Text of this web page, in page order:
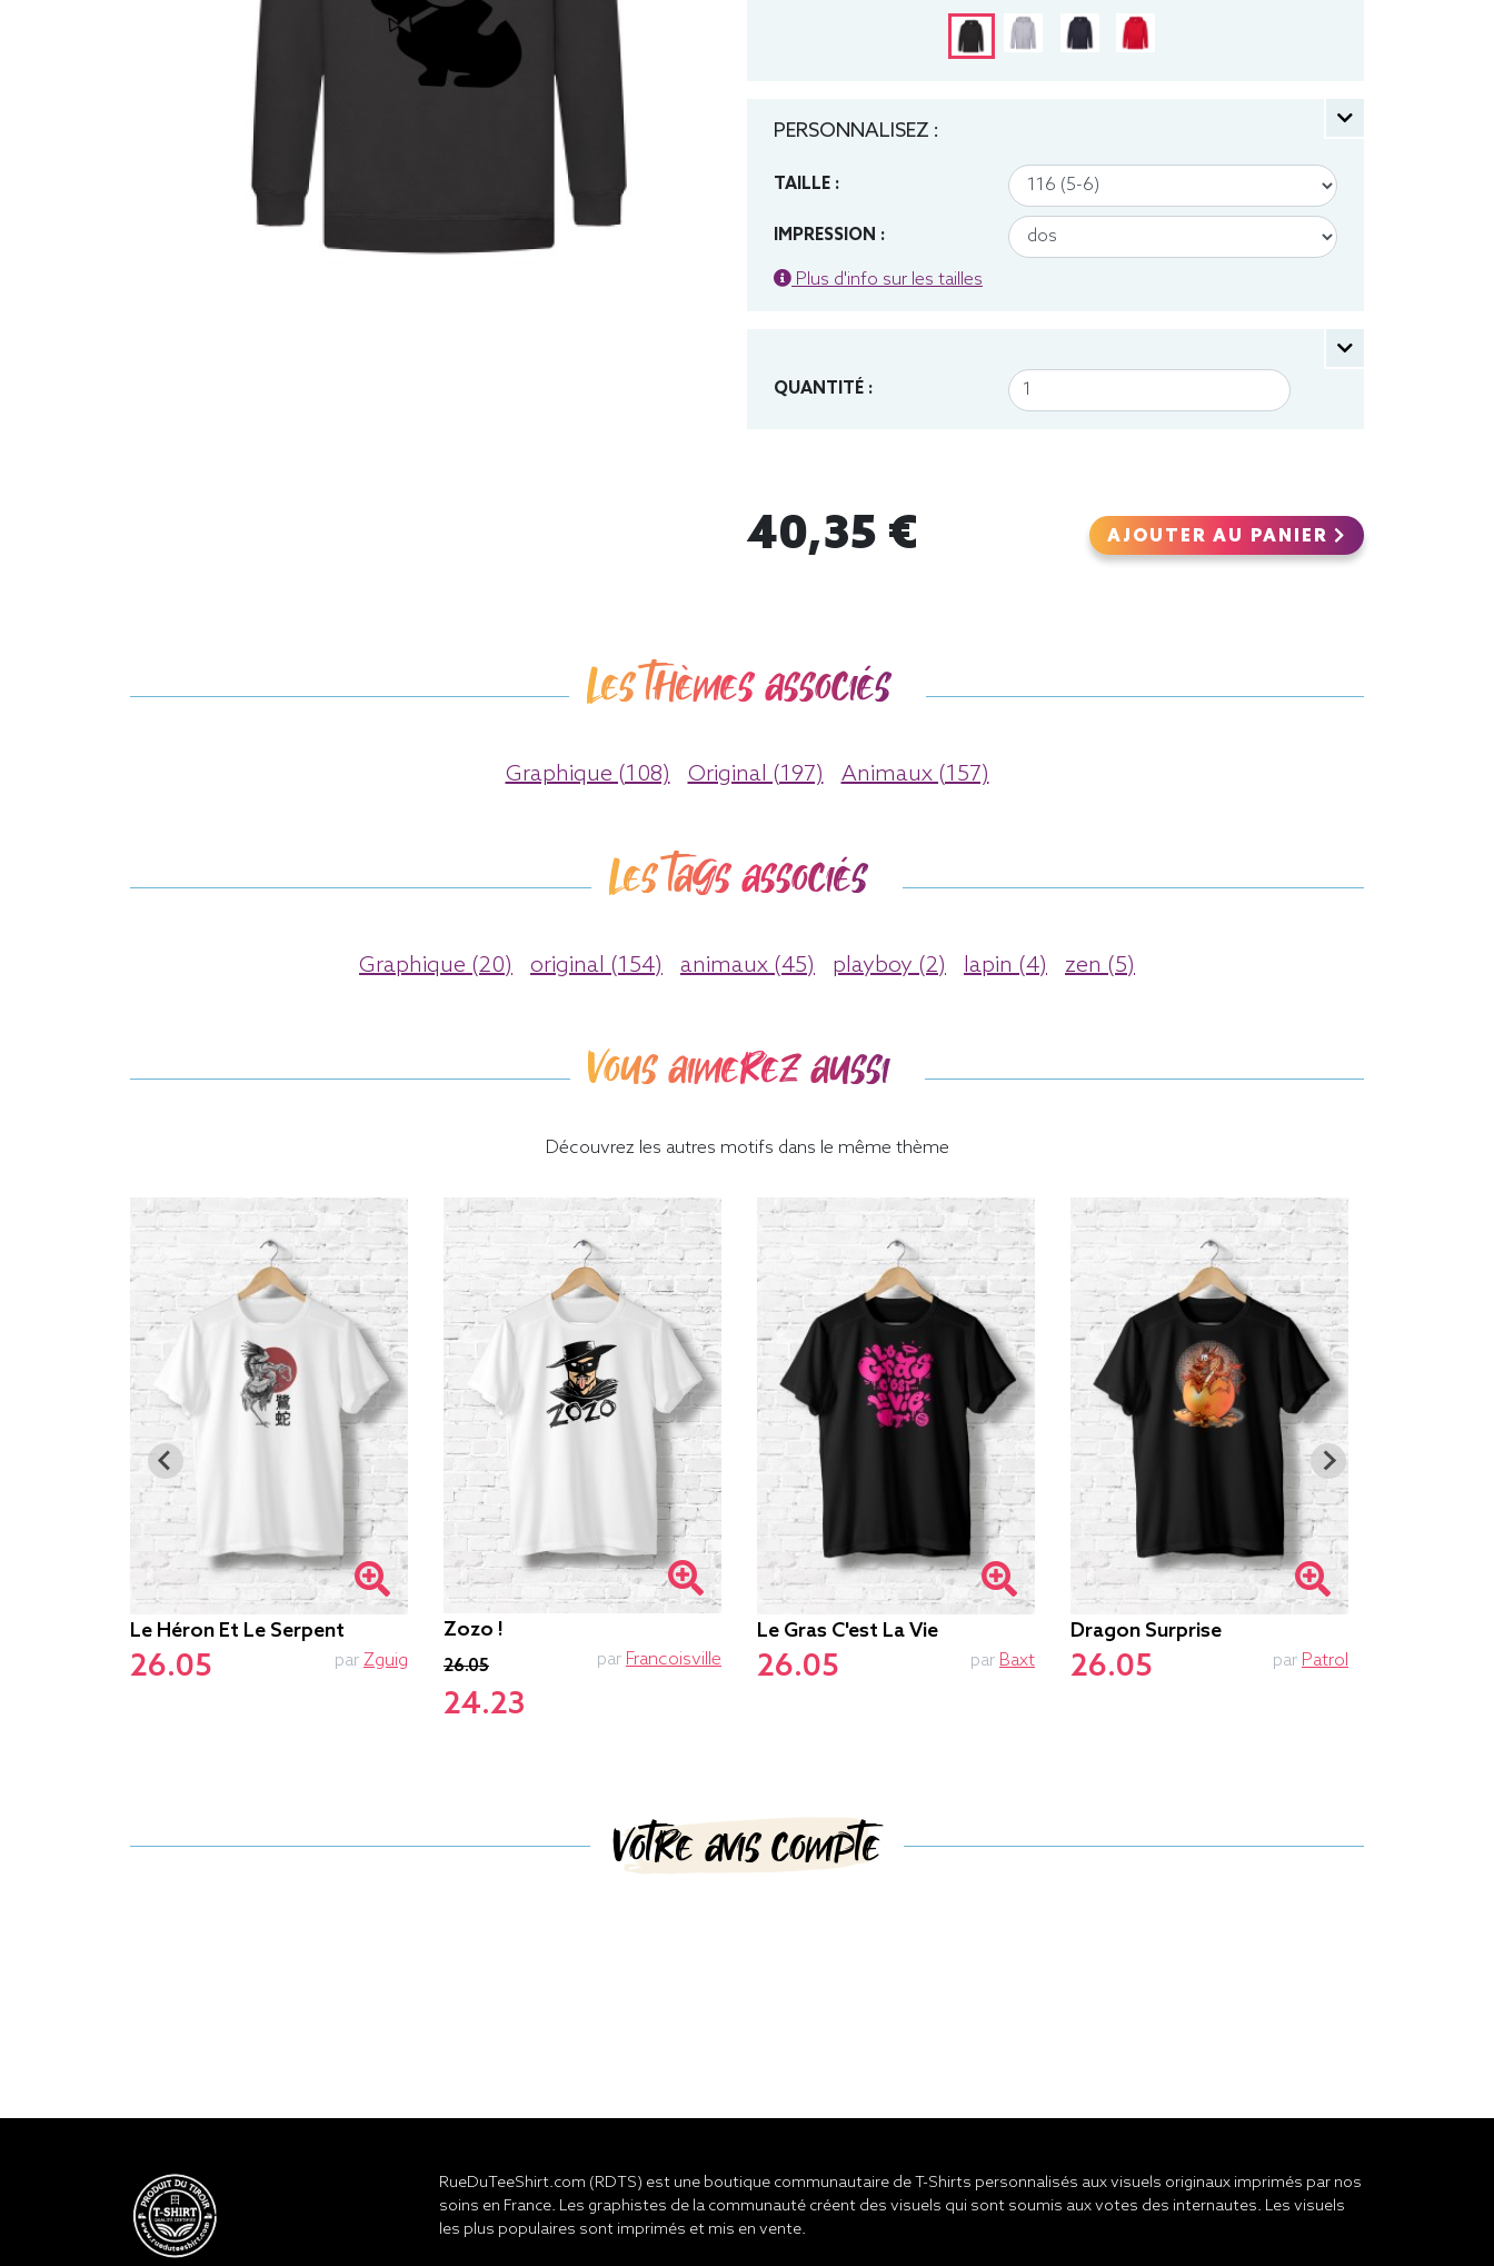
PERSONNALISEZ :
TAILLE :
IMPRESSION :
Plus d'info sur les tailles
QUANTITÉ :
40,35 € AJOUTER AU PANIER
Les thèmes associés
Graphique (108) Original (197) Animaux (157)
Les tags associés
Graphique (20) original (154) animaux (45) playboy (2) lapin (4) zen (5)
Vous aimerez aussi
Découvrez les autres motifs dans le même thème
Le Héron Et Le Serpent
26.05 par Zguig
Zozo !
26.05
24.23
par Francoisville
Le Gras C'est La Vie
26.05 par Baxt
Dragon Surprise
26.05 par Patrol
Votre avis compte
RueDuTeeShirt.com (RDTS) est une boutique communautaire de T-Shirts personnalisés aux visuels originaux imprimés par nos
soins en France. Les graphistes de la communauté créent des visuels qui sont soumis aux votes des internautes. Les visuels
les plus populaires sont imprimés et mis en vente.